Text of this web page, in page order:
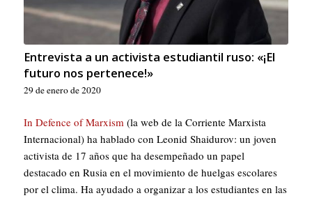
Entrevista a un activista estudiantil ruso: «¡El
futuro nos pertenece!»
29 de enero de 2020
In Defence of Marxism(la web de la Corriente Marxista
Internacional) ha hablado con Leonid Shaidurov: un joven
activista de 17 años que ha desempeñado un papel
destacado en Rusia en el movimiento de huelgas escolares
por el clima. Ha ayudado a organizar a los estudiantes en las